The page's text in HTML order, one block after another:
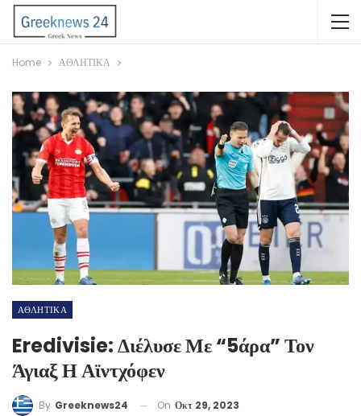
Home ΑΘΛΗΤΙΚΑ
ΑΘΛΗΤΙΚΑ
Eredivisie: Διέλυσε Με “5άρα” Τον
Άγιαξ Η Αϊντχόφεν
By Greeknews24 On Οκτ 29, 2023